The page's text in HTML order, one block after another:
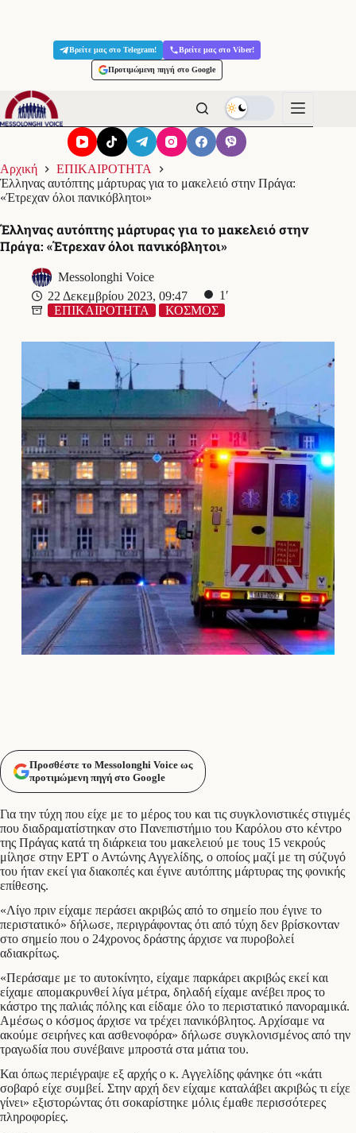
Βρείτε μας στο Telegram! Βρείτε μας στο Viber!
Προτιμώμενη πηγή στο Google
Αρχική
ΕΠΙΚΑΙΡΟΤΗΤΑ
Έλληνας αυτόπτης μάρτυρας για το μακελειό στην Πράγα:
«Έτρεχαν όλοι πανικόβλητοι»
Έλληνας αυτόπτης μάρτυρας για το μακελειό στην
Πράγα: «Έτρεχαν όλοι πανικόβλητοι»
Messolonghi Voice
22 Δεκεμβρίου 2023, 09:47
1′
ΕΠΙΚΑΙΡΟΤΗΤΑ
ΚΟΣΜΟΣ
Προσθέστε το Messolonghi Voice ως
προτιμώμενη πηγή στο Google
Για την τύχη που είχε με το μέρος του και τις συγκλονιστικές στιγμές
που διαδραματίστηκαν στο Πανεπιστήμιο του Καρόλου στο κέντρο
της Πράγας κατά τη διάρκεια του μακελειού με τους 15 νεκρούς
μίλησε στην ΕΡΤ ο Αντώνης Αγγελίδης, ο οποίος μαζί με τη σύζυγό
του ήταν εκεί για διακοπές και έγινε αυτόπτης μάρτυρας της φονικής
επίθεσης.
«Λίγο πριν είχαμε περάσει ακριβώς από το σημείο που έγινε το
περιστατικό» δήλωσε, περιγράφοντας ότι από τύχη δεν βρίσκονταν
στο σημείο που ο 24χρονος δράστης άρχισε να πυροβολεί
αδιακρίτως.
«Περάσαμε με το αυτοκίνητο, είχαμε παρκάρει ακριβώς εκεί και
είχαμε απομακρυνθεί λίγα μέτρα, δηλαδή είχαμε ανέβει προς το
κάστρο της παλιάς πόλης και είδαμε όλο το περιστατικό πανοραμικά.
Αμέσως ο κόσμος άρχισε να τρέχει πανικόβλητος. Αρχίσαμε να
ακούμε σειρήνες και ασθενοφόρα» δήλωσε συγκλονισμένος από την
τραγωδία που συνέβαινε μπροστά στα μάτια του.
Και όπως περιέγραψε εξ αρχής ο κ. Αγγελίδης φάνηκε ότι «κάτι
σοβαρό είχε συμβεί. Στην αρχή δεν είχαμε καταλάβει ακριβώς τι είχε
γίνει» εξιστορώντας ότι σοκαρίστηκε μόλις έμαθε περισσότερες
πληροφορίες.